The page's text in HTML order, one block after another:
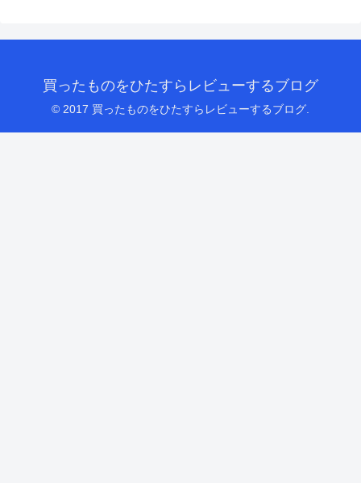
買ったものをひたすらレビューするブログ
© 2017 買ったものをひたすらレビューするブログ.